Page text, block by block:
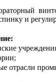
и
отрасли